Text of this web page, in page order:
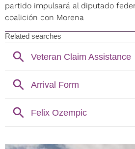
partido impulsará al diputado
coalición con Morena